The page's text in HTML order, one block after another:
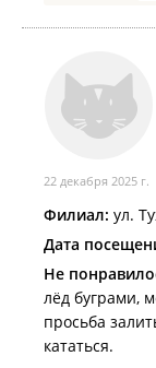
22 декабря 2025 г.
Филиал: ул.
Дата
Не
лёд буграми,
просьба
кататься.